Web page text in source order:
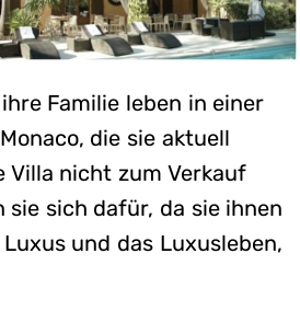
Familie leben in einer
die sie aktuell
Villa nicht zum Verkauf
sie sich dafür, da sie ihnen
und das Luxusleben,